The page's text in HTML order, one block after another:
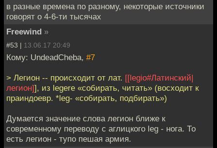
в разные времена по разному, некоторые источники
говорят о 4-6-ти тысячах
Freewind »
#53 | 13.06.17 20:49
Кому: UndeadCheba, #7
> Легион -- происходит от лат. [[legio#Латинский|
легион]], из legere «собирать, читать» (восходит к
праиндоевр. *leg- «собирать, подбирать»)
Думается значение слова легион ближе к
современному переводу с аглицкого leg - нога. То
есть легион - тупо пешая армия.